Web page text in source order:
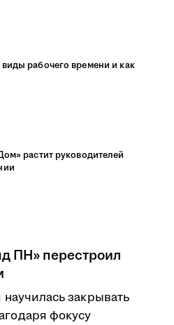
рабочего времени и как
растит руководителей
ПН» перестроил
закрывать
фокусу